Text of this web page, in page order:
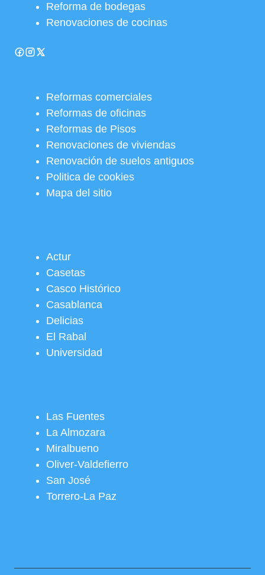
Reforma de bodegas
Renovaciones de cocinas
Reformas comerciales
Reformas de oficinas
Reformas de Pisos
Renovaciones de viviendas
Renovación de suelos antiguos
Politica de cookies
Mapa del sitio
Actur
Casetas
Casco Histórico
Casablanca
Delicias
El Rabal
Universidad
Las Fuentes
La Almozara
Miralbueno
Oliver-Valdefierro
San José
Torrero-La Paz